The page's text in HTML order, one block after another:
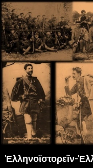
Ἑλληνοϊστορεῖν-